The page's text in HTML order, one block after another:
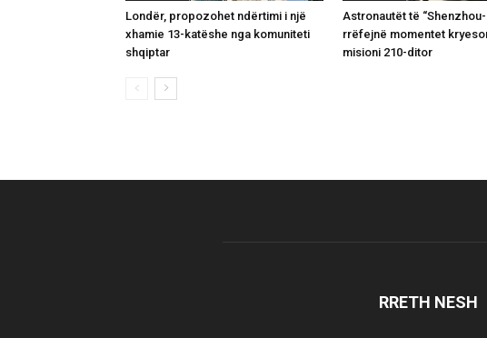
Londër, propozohet ndërtimi i një
xhamie 13-katëshe nga komuniteti
shqiptar
Astronautët të “Shenzhou-
rrëfejnë momentet
misioni 210-ditor
RRETH NESH